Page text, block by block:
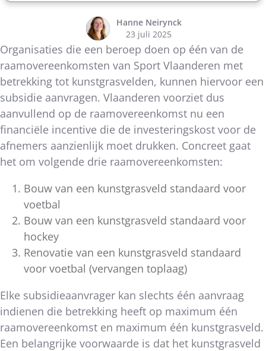
Hanne Neirynck
23 juli 2025
Organisaties die een beroep doen op één van de
raamovereenkomsten van Sport Vlaanderen met
betrekking tot kunstgrasvelden, kunnen hiervoor een
subsidie aanvragen. Vlaanderen voorziet dus
aanvullend op de raamovereenkomst nu een
financiële incentive die de investeringskost voor de
afnemers aanzienlijk moet drukken. Concreet gaat
het om volgende drie raamovereenkomsten:
Bouw van een kunstgrasveld standaard voor
voetbal
Bouw van een kunstgrasveld standaard voor
hockey
Renovatie van een kunstgrasveld standaard
voor voetbal (vervangen toplaag)
Elke subsidieaanvrager kan slechts één aanvraag
indienen die betrekking heeft op maximum één
raamovereenkomst en maximum één kunstgrasveld.
Een belangrijke voorwaarde is dat het kunstgrasveld